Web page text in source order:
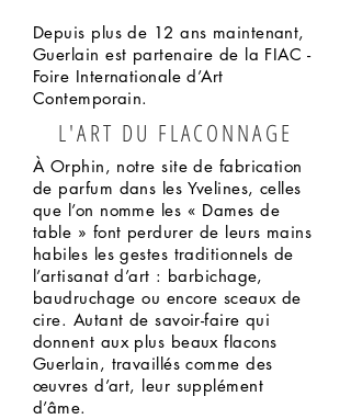
Depuis plus de 12 ans maintenant,
Guerlain est partenaire de la FIAC -
Foire Internationale d’Art
Contemporain.
L'ART DU FLACONNAGE
À Orphin, notre site de fabrication
de parfum dans les Yvelines, celles
que l’on nomme les « Dames de
table » font perdurer de leurs mains
habiles les gestes traditionnels de
l’artisanat d’art : barbichage,
baudruchage ou encore sceaux de
cire. Autant de savoir-faire qui
donnent aux plus beaux flacons
Guerlain, travaillés comme des
œuvres d’art, leur supplément
d’âme.